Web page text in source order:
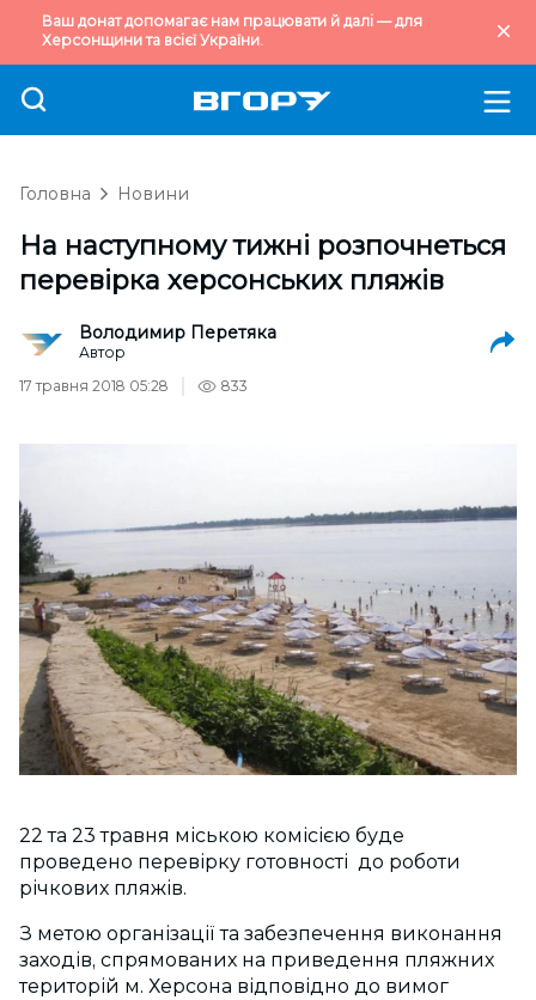
Ваш донат допомагає нам працювати й далі — для
Херсонщини та всієї України.
Головна Новини
На наступному тижні розпочнеться
перевірка херсонських пляжів
Володимир Перетяка
Автор
17 травня 2018 05:28
833
22 та 23 травня міською комісією буде
проведено перевірку готовності до роботи
річкових пляжів.
З метою організації та забезпечення виконання
заходів, спрямованих на приведення пляжних
територій м. Херсона відповідно до вимог